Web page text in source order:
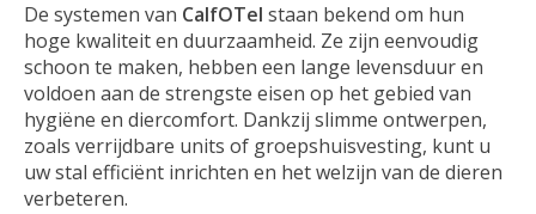
De systemen van CalfOTel staan bekend om hun
hoge kwaliteit en duurzaamheid. Ze zijn eenvoudig
schoon te maken, hebben een lange levensduur en
voldoen aan de strengste eisen op het gebied van
hygiëne en diercomfort. Dankzij slimme ontwerpen,
zoals verrijdbare units of groepshuisvesting, kunt u
uw stal efficiënt inrichten en het welzijn van de dieren
verbeteren.